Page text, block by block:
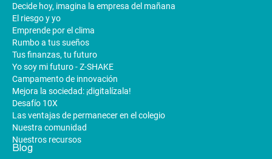
Decide hoy, imagina la empresa del mañana
El riesgo y yo
Emprende por el clima
Rumbo a tus sueños
Tus finanzas, tu futuro
Yo soy mi futuro - Z-SHAKE
Campamento de innovación
Mejora la sociedad: ¡digitalízala!
Desafío 10X
Las ventajas de permanecer en el colegio
Nuestra comunidad
Nuestros recursos
Blog